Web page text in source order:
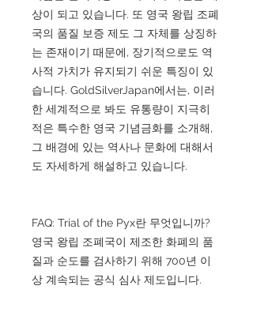
상이 되고 있습니다. 또 영국 왕립 조폐
국의 품질 보증 제도 그 자체를 상징하
는 존재이기 때문에, 장기적으로도 역
사적 가치가 유지되기 쉬운 특징이 있
습니다. GoldSilverJapan에서는, 이러
한 세계적으로 봐도 유통량이 지극히
적은 특수한 영국 기념금화를 소개해,
그 배경에 있는 역사나 문화에 대해서
도 자세하게 해설하고 있습니다.
FAQ: Trial of the Pyx란 무엇입니까?
영국 왕립 조폐국이 제조한 화폐의 품
질과 순도를 검사하기 위해 700년 이
상 계속되는 공식 심사 제도입니다.